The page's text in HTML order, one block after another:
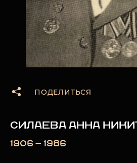
ПОДЕЛИТЬСЯ
СИЛАЕВА АННА
1906 — 1986